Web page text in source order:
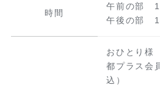
時間
午前の部
午後の部
おひとり様
都プラス会
込）